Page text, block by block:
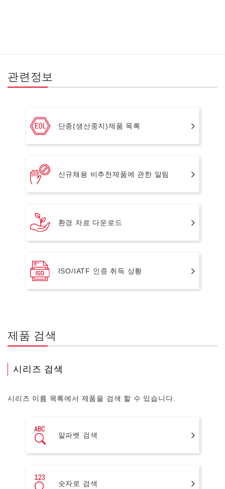
관련정보
단종(생산중지)제품 목록
신규채용 비추천제품에 관한 알림
환경 자료 다운로드
ISO/IATF 인증 취득 상황
제품 검색
시리즈 검색
시리즈 이름 목록에서 제품을 검색 할 수 있습니다.
알파벳 검색
숫자로 검색